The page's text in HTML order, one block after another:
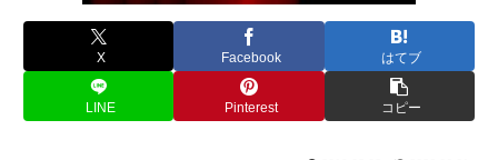
X Facebook はてブ
LINE Pinterest コピー